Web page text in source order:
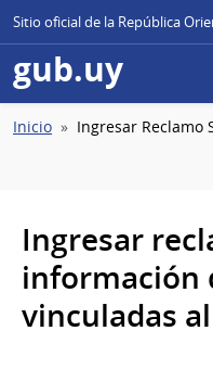
Sitio oficial de la República
gub.uy
Ruta
Inicio Ingresar Reclamo
Ingresar
información
vinculadas